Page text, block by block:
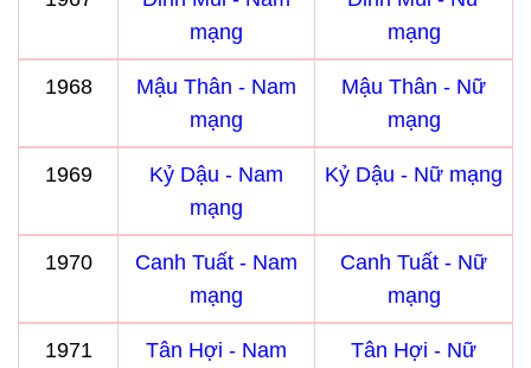
mạng
mạng
1968
Mậu Thân - Nam
mạng
Mậu Thân - Nữ
mạng
1969
Kỷ Dậu - Nam
mạng
Kỷ Dậu - Nữ mạng
1970
Canh Tuất - Nam
mạng
Canh Tuất - Nữ
mạng
1971
Tân Hợi - Nam
Tân Hợi - Nữ